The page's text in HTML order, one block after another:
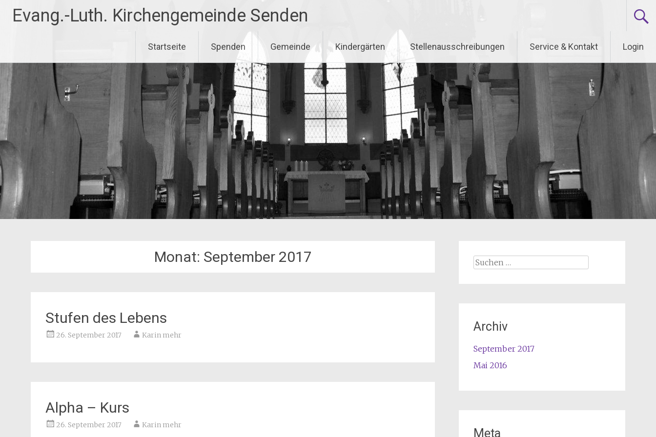
Evang.-Luth. Kirchengemeinde Senden
Startseite Spenden Gemeinde Kindergärten Stellenausschreibungen Service & Kontakt Login
Monat: September 2017
Stufen des Lebens
26. September 2017 Karin mehr
Alpha – Kurs
26. September 2017 Karin mehr
Archiv
September 2017
Mai 2016
Meta